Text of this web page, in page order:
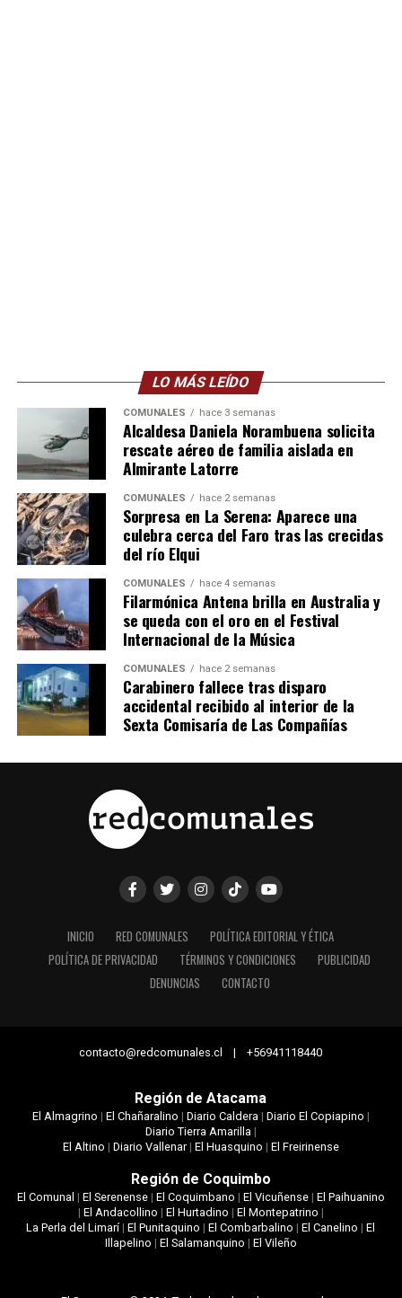
LO MÁS LEÍDO
COMUNALES hace 3 semanas
Alcaldesa Daniela Norambuena solicita
rescate aéreo de familia aislada en
Almirante Latorre
COMUNALES hace 2 semanas
Sorpresa en La Serena: Aparece una
culebra cerca del Faro tras las crecidas
del río Elqui
COMUNALES hace 4 semanas
Filarmónica Antena brilla en Australia y
se queda con el oro en el Festival
Internacional de la Música
COMUNALES hace 2 semanas
Carabinero fallece tras disparo
accidental recibido al interior de la
Sexta Comisaría de Las Compañías
INICIO RED COMUNALES
POLÍTICA EDITORIAL Y ÉTICA
POLÍTICA DE PRIVACIDAD
TÉRMINOS Y CONDICIONES
PUBLICIDAD
DENUNCIAS
CONTACTO
contacto@redcomunales.cl | +56941118440
Región de Atacama
El Almagrino | El Chañaralino | Diario Caldera| Diario El Copiapino |
Diario Tierra Amarilla|
El Altino | Diario Vallenar| El Huasquino | El Freirinense
Región de Coquimbo
El Comunal | El Serenense| El Coquimbano | El Vicuñense| El Paihuanino
| El Andacollino | El Hurtadino | El Montepatrino |
La Perla del Limarí|El Punitaquino |El Combarbalino |El Canelino |El
Illapelino | El Salamanquino | El Vileño